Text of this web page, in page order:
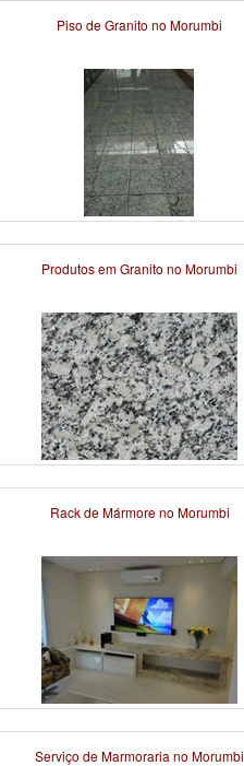
Piso de Granito no Morumbi
Produtos em Granito no Morumbi
Rack de Mármore no Morumbi
Serviço de Marmoraria no Morumbi